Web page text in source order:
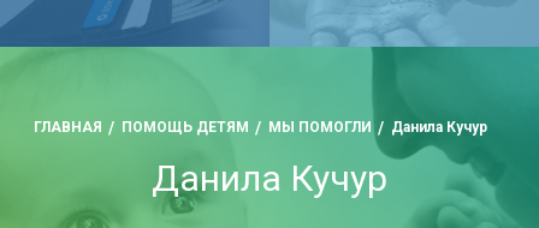
ГЛАВНАЯ ПОМОЩЬ ДЕТЯМ МЫ ПОМОГЛИ Данила Кучур
Данила Кучур